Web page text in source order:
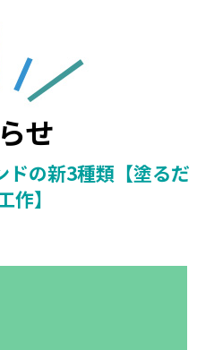
せ
ドの新3種類【塗るだ
作】